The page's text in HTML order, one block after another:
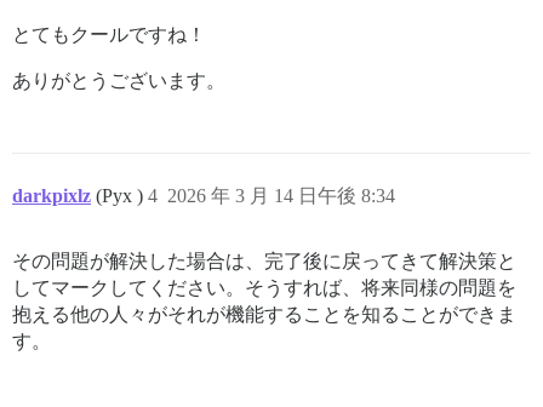
とてもクールですね！
ありがとうございます。
darkpixlz (Pyx ) 2026 年 3 月 14 日午後 8:34
4
その問題が解決した場合は、完了後に戻ってきて解決策と
してマークしてください。そうすれば、将来同様の問題を
抱える他の人々がそれが機能することを知ることができま
す。